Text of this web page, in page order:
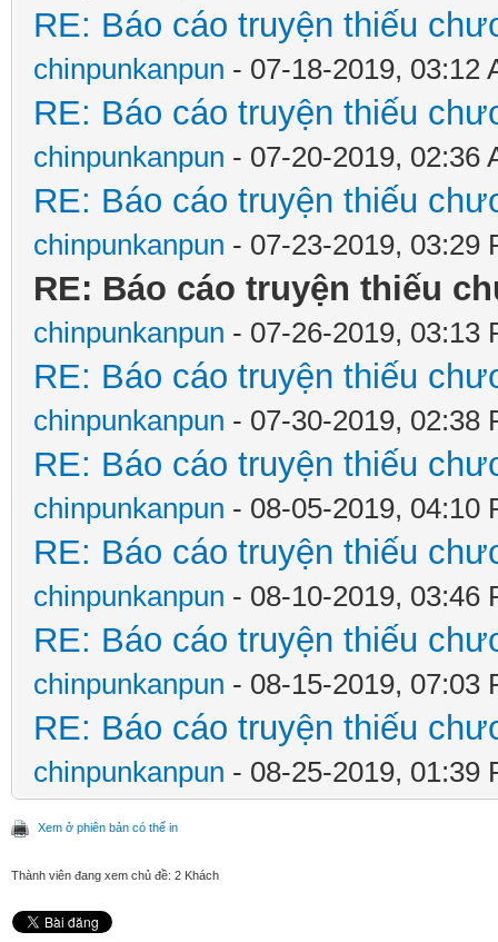
RE: Báo cáo truyện thiếu
chinpunkanpun - 07-18-2019, 03:12
RE: Báo cáo truyện thiếu
chinpunkanpun - 07-20-2019, 02:36
RE: Báo cáo truyện thiếu
chinpunkanpun - 07-23-2019, 03:29
RE: Báo cáo truyện thiếu
chinpunkanpun - 07-26-2019, 03:13
RE: Báo cáo truyện thiếu
chinpunkanpun - 07-30-2019, 02:38
RE: Báo cáo truyện thiếu
chinpunkanpun - 08-05-2019, 04:10
RE: Báo cáo truyện thiếu
chinpunkanpun - 08-10-2019, 03:46
RE: Báo cáo truyện thiếu
chinpunkanpun - 08-15-2019, 07:03
RE: Báo cáo truyện thiếu
chinpunkanpun - 08-25-2019, 01:39
Xem ở phiên bản có thể in
Thành viên đang xem chủ đề: 2 Khách